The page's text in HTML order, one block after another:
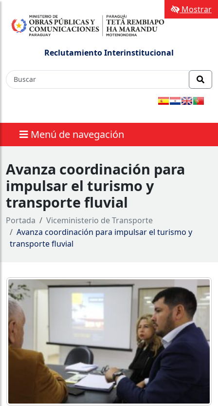
Reclutamiento Interinstitucional
Menú de navegación
Mostrar
Avanza coordinación para
impulsar el turismo y
transporte fluvial
Portada
Viceministerio de Transporte
Avanza coordinación para impulsar el turismo y
transporte fluvial